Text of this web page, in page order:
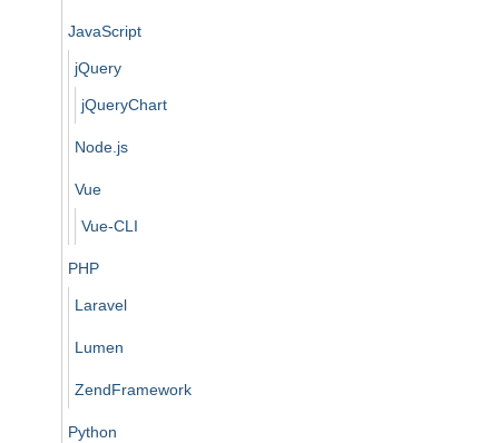
JavaScript
jQuery
jQueryChart
Node.js
Vue
Vue-CLI
PHP
Laravel
Lumen
ZendFramework
Python